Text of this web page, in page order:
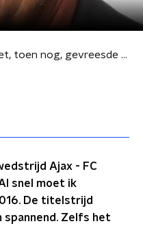
Andy Houtkamp: Het, toen nog, gevreesde Twente
Ajax - FC
snel moet ik
De titelstrijd
spannend. Zelfs het